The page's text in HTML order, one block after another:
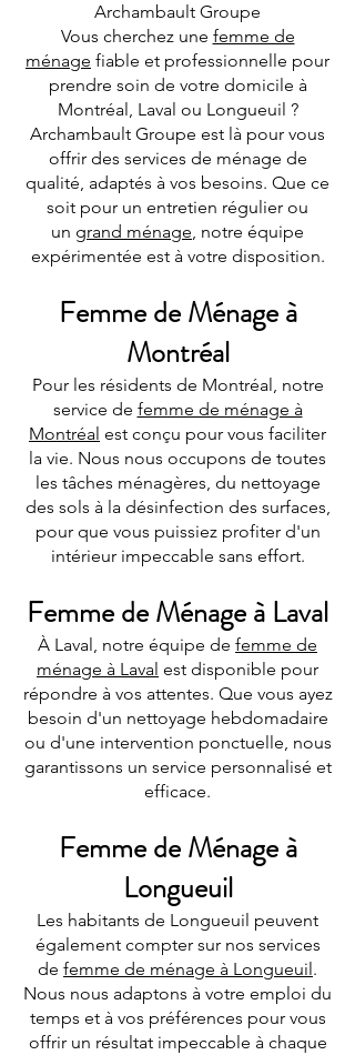
Archambault Groupe
Vous cherchez une femme de
ménage fiable et professionnelle pour
prendre soin de votre domicile à
Montréal, Laval ou Longueuil ?
Archambault Groupe est là pour vous
offrir des services de ménage de
qualité, adaptés à vos besoins. Que ce
soit pour un entretien régulier ou
un grand ménage, notre équipe
expérimentée est à votre disposition.
Femme de Ménage à
Montréal
Pour les résidents de Montréal, notre
service de femme de ménage à
Montréal est conçu pour vous faciliter
la vie. Nous nous occupons de toutes
les tâches ménagères, du nettoyage
des sols à la désinfection des surfaces,
pour que vous puissiez profiter d'un
intérieur impeccable sans effort.
Femme de Ménage à Laval
À Laval, notre équipe de femme de
ménage à Laval est disponible pour
répondre à vos attentes. Que vous ayez
besoin d'un nettoyage hebdomadaire
ou d'une intervention ponctuelle, nous
garantissons un service personnalisé et
efficace.
Femme de Ménage à
Longueuil
Les habitants de Longueuil peuvent
également compter sur nos services
de femme de ménage à Longueuil.
Nous nous adaptons à votre emploi du
temps et à vos préférences pour vous
offrir un résultat impeccable à chaque